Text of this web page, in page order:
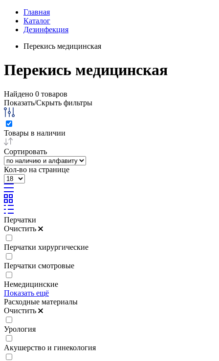
Главная
Каталог
Дезинфекция
Перекись медицинская
Перекись медицинская
Найдено 0 товаров
Показать/Скрыть фильтры
Товары в наличии
Сортировать
Кол-во на странице
Перчатки
Очистить
Перчатки хирургические
Перчатки смотровые
Немедицинские
Показать ещё
Расходные материалы
Очистить
Урология
Акушерство и гинекология